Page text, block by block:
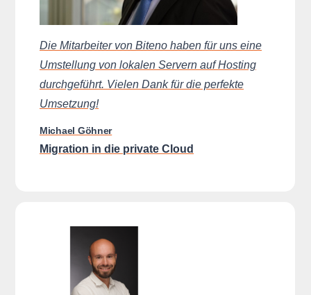
Die Mitarbeiter von Biteno haben für uns eine
Umstellung von lokalen Servern auf Hosting
durchgeführt. Vielen Dank für die perfekte
Umsetzung!
Michael Göhner
Migration in die private Cloud